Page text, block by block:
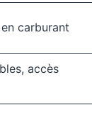
carburant
accès